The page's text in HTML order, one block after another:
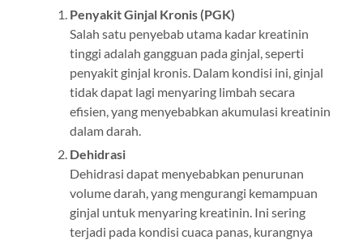
Penyakit Ginjal Kronis (PGK)
Salah satu penyebab utama kadar kreatinin
tinggi adalah gangguan pada ginjal, seperti
penyakit ginjal kronis. Dalam kondisi ini, ginjal
tidak dapat lagi menyaring limbah secara
efisien, yang menyebabkan akumulasi kreatinin
dalam darah.
Dehidrasi
Dehidrasi dapat menyebabkan penurunan
volume darah, yang mengurangi kemampuan
ginjal untuk menyaring kreatinin. Ini sering
terjadi pada kondisi cuaca panas, kurangnya